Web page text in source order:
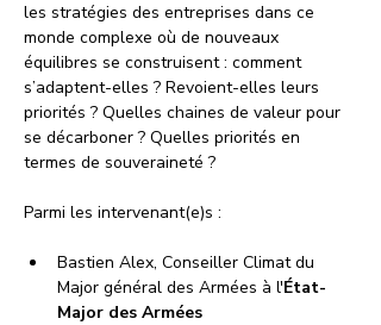
les stratégies des entreprises dans ce
monde complexe où de nouveaux
équilibres se construisent : comment
s’adaptent-elles ? Revoient-elles leurs
priorités ? Quelles chaines de valeur pour
se décarboner ? Quelles priorités en
termes de souveraineté ?
Parmi les intervenant(e)s :
Bastien Alex, Conseiller Climat du
Major général des Armées à l'État-
Major des Armées